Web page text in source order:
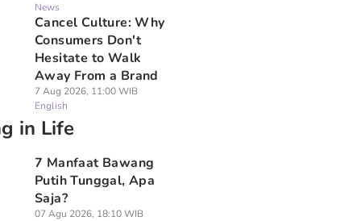
News
Cancel Culture: Why
Consumers Don't
Hesitate to Walk
Away From a Brand
7 Aug 2026, 11:00 WIB
English
in Life
7 Manfaat Bawang
Putih Tunggal, Apa
Saja?
07 Agu 2026, 18:10 WIB